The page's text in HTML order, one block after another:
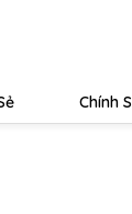
Chính